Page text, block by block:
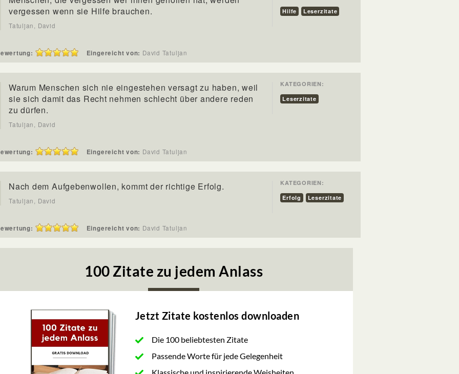
vergessen wenn sie Hilfe brauchen.
Tatuljan, David
Hilfe
Leserzitate
Eingereicht von: David Tatuljan
Warum Menschen sich nie eingestehen versagt zu haben, weil
sie sich damit das Recht nehmen schlecht über andere reden
zu dürfen.
Tatuljan, David
KATEGORIEN:
Leserzitate
Eingereicht von: David Tatuljan
Nach dem Aufgebenwollen, kommt der richtige Erfolg.
Tatuljan, David
KATEGORIEN:
Erfolg
Leserzitate
Eingereicht von: David Tatuljan